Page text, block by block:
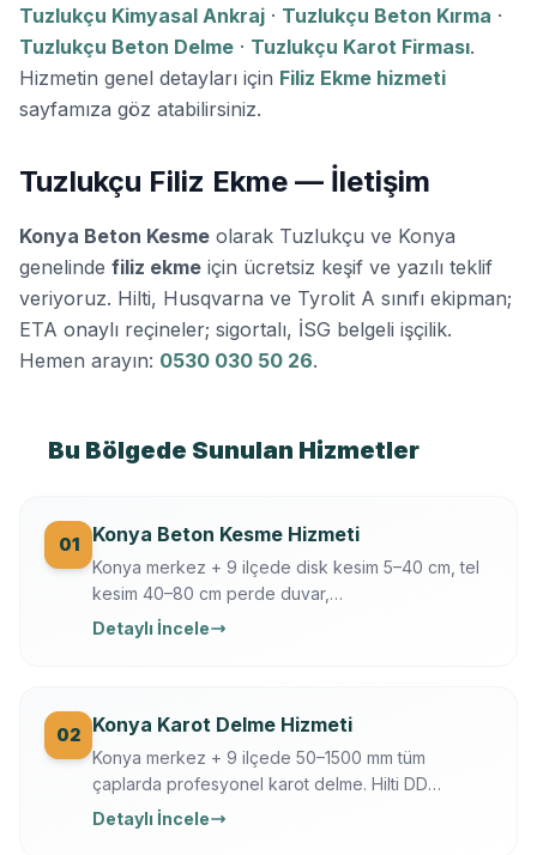
Tuzlukçu Kimyasal Ankraj · Tuzlukçu Beton Kırma ·
Tuzlukçu Beton Delme · Tuzlukçu Karot Firması.
Hizmetin genel detayları için Filiz Ekme hizmeti
sayfamıza göz atabilirsiniz.
Tuzlukçu Filiz Ekme — İletişim
Konya Beton Kesme olarak Tuzlukçu ve Konya
genelinde filiz ekme için ücretsiz keşif ve yazılı teklif
veriyoruz. Hilti, Husqvarna ve Tyrolit A sınıfı ekipman;
ETA onaylı reçineler; sigortalı, İSG belgeli işçilik.
Hemen arayın: 0530 030 50 26.
Bu Bölgede Sunulan Hizmetler
01 Konya Beton Kesme Hizmeti
Konya merkez + 9 ilçede disk kesim 5–40 cm, tel
kesim 40–80 cm perde duvar,
döşeme/temel/zemin kesimi. Hilti + Husqvarna
Detaylı İncele
02 Konya Karot Delme Hizmeti
Konya merkez + 9 ilçede 50–1500 mm tüm
çaplarda profesyonel karot delme. Hilti DD
250/350, Ferroscan donatı tarama, su soğutmalı
Detaylı İncele